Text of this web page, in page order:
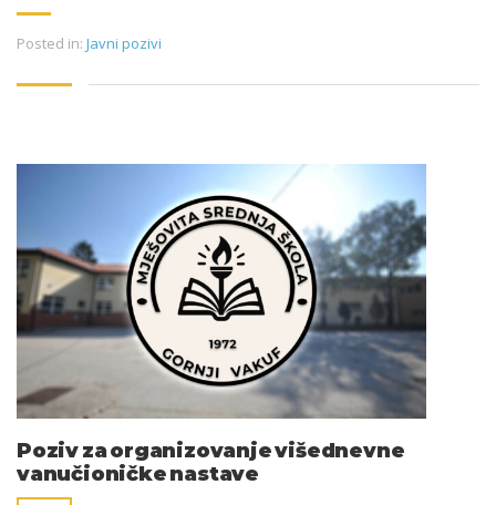
Posted in: Javni pozivi
Poziv za organizovanje višednevne
vanučioničke nastave